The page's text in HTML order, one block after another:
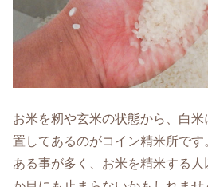
お米を籾や玄米の状態から、白
置してあるのがコイン精米所で
ある事が多く、お米を精米する